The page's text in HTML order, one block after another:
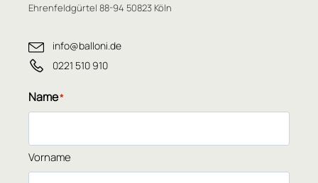
Ehrenfeldgürtel 88-94 50823 Köln
info@balloni.de
0221 510 910
Name*
Vorname